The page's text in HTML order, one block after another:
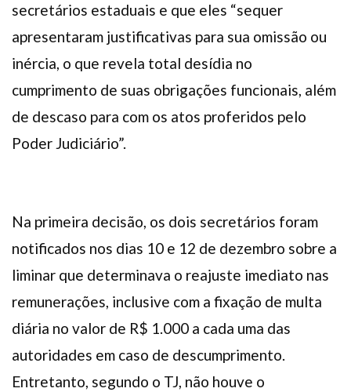
secretários estaduais e que eles “sequer
apresentaram justificativas para sua omissão ou
inércia, o que revela total desídia no
cumprimento de suas obrigações funcionais, além
de descaso para com os atos proferidos pelo
Poder Judiciário”.
Na primeira decisão, os dois secretários foram
notificados nos dias 10 e 12 de dezembro sobre a
liminar que determinava o reajuste imediato nas
remunerações, inclusive com a fixação de multa
diária no valor de R$ 1.000 a cada uma das
autoridades em caso de descumprimento.
Entretanto, segundo o TJ, não houve o